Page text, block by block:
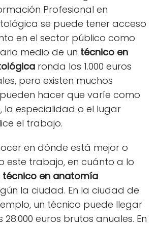
Profesional en
se puede tener acceso
en el sector público como
medio de un técnico en
ronda los 1.000 euros
pero existen muchos
hacer que varíe como
la especialidad o el lugar
el trabajo.
en dónde está mejor o
este trabajo, en cuánto a lo
técnico en anatomía
la ciudad. En la ciudad de
un técnico puede llegar
euros brutos anuales. En